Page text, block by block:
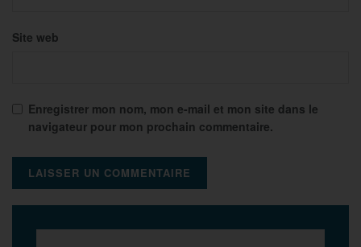
Site web
Enregistrer mon nom, mon e-mail et mon site dans le
navigateur pour mon prochain commentaire.